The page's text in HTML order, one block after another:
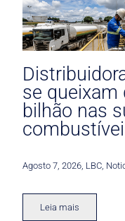
se queixam
bilhão nas
Agosto 7, 2026 LBC
Leia mais